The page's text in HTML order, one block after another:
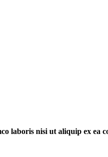
laboris nisi ut aliquip ex ea